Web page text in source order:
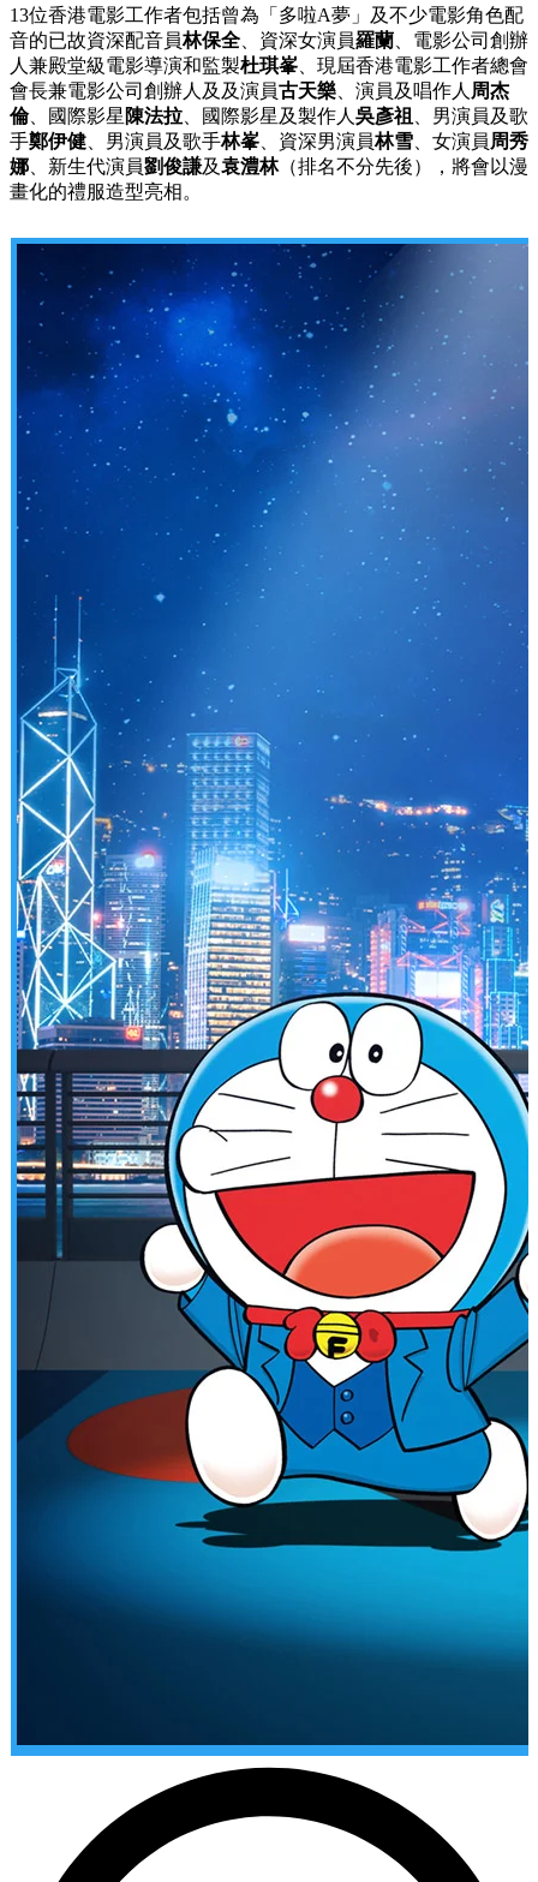
13位香港電影工作者包括曾為「多啦A夢」及不少電影角色配
音的已故資深配音員林保全 、資深女演員羅蘭 、電影公司創辦
人兼殿堂級電影導演和監製杜琪峯 、現屆香港電影工作者總會
會長兼電影公司創辦人及及演員古天樂 、演員及唱作人 周杰
倫、國際影星 陳法拉 、國際影星及製作人 吳彥祖
、男演員及歌
手鄭伊健 、男演員及歌手林峯 、資深男演員林雪 、女演員 周秀
娜 、新生代演員劉俊謙及袁澧林（排名不分先後），將會以漫
畫化的禮服造型亮相。